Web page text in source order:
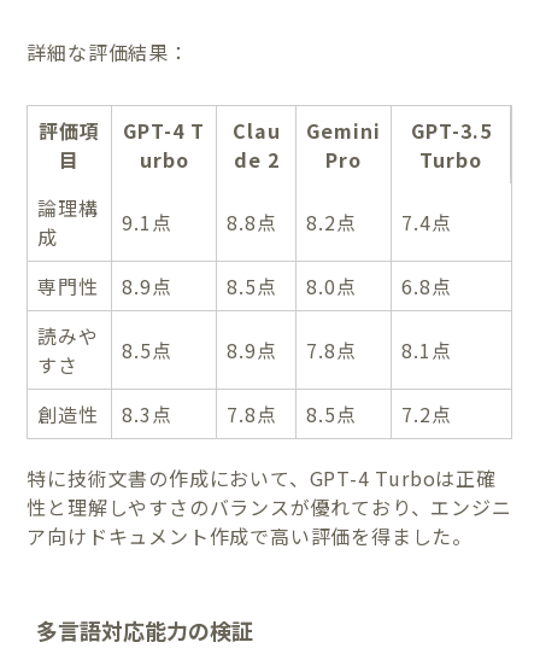
詳細な評価結果：
評価項
目
GPT-4 T
urbo
Clau
de 2
Gemini
Pro
GPT-3.5
Turbo
論理構
成
9.1点 8.8点 8.2点 7.4点
専門性 8.9点 8.5点 8.0点
6.8点
読みや
すさ
8.5点 8.9点 7.8点 8.1点
創造性 8.3点 7.8点 8.5点 7.2点
特に技術文書の作成において、GPT-4 Turboは正確
性と理解しやすさのバランスが優れており、エンジニ
ア向けドキュメント作成で高い評価を得ました。
多言語対応能力の検証